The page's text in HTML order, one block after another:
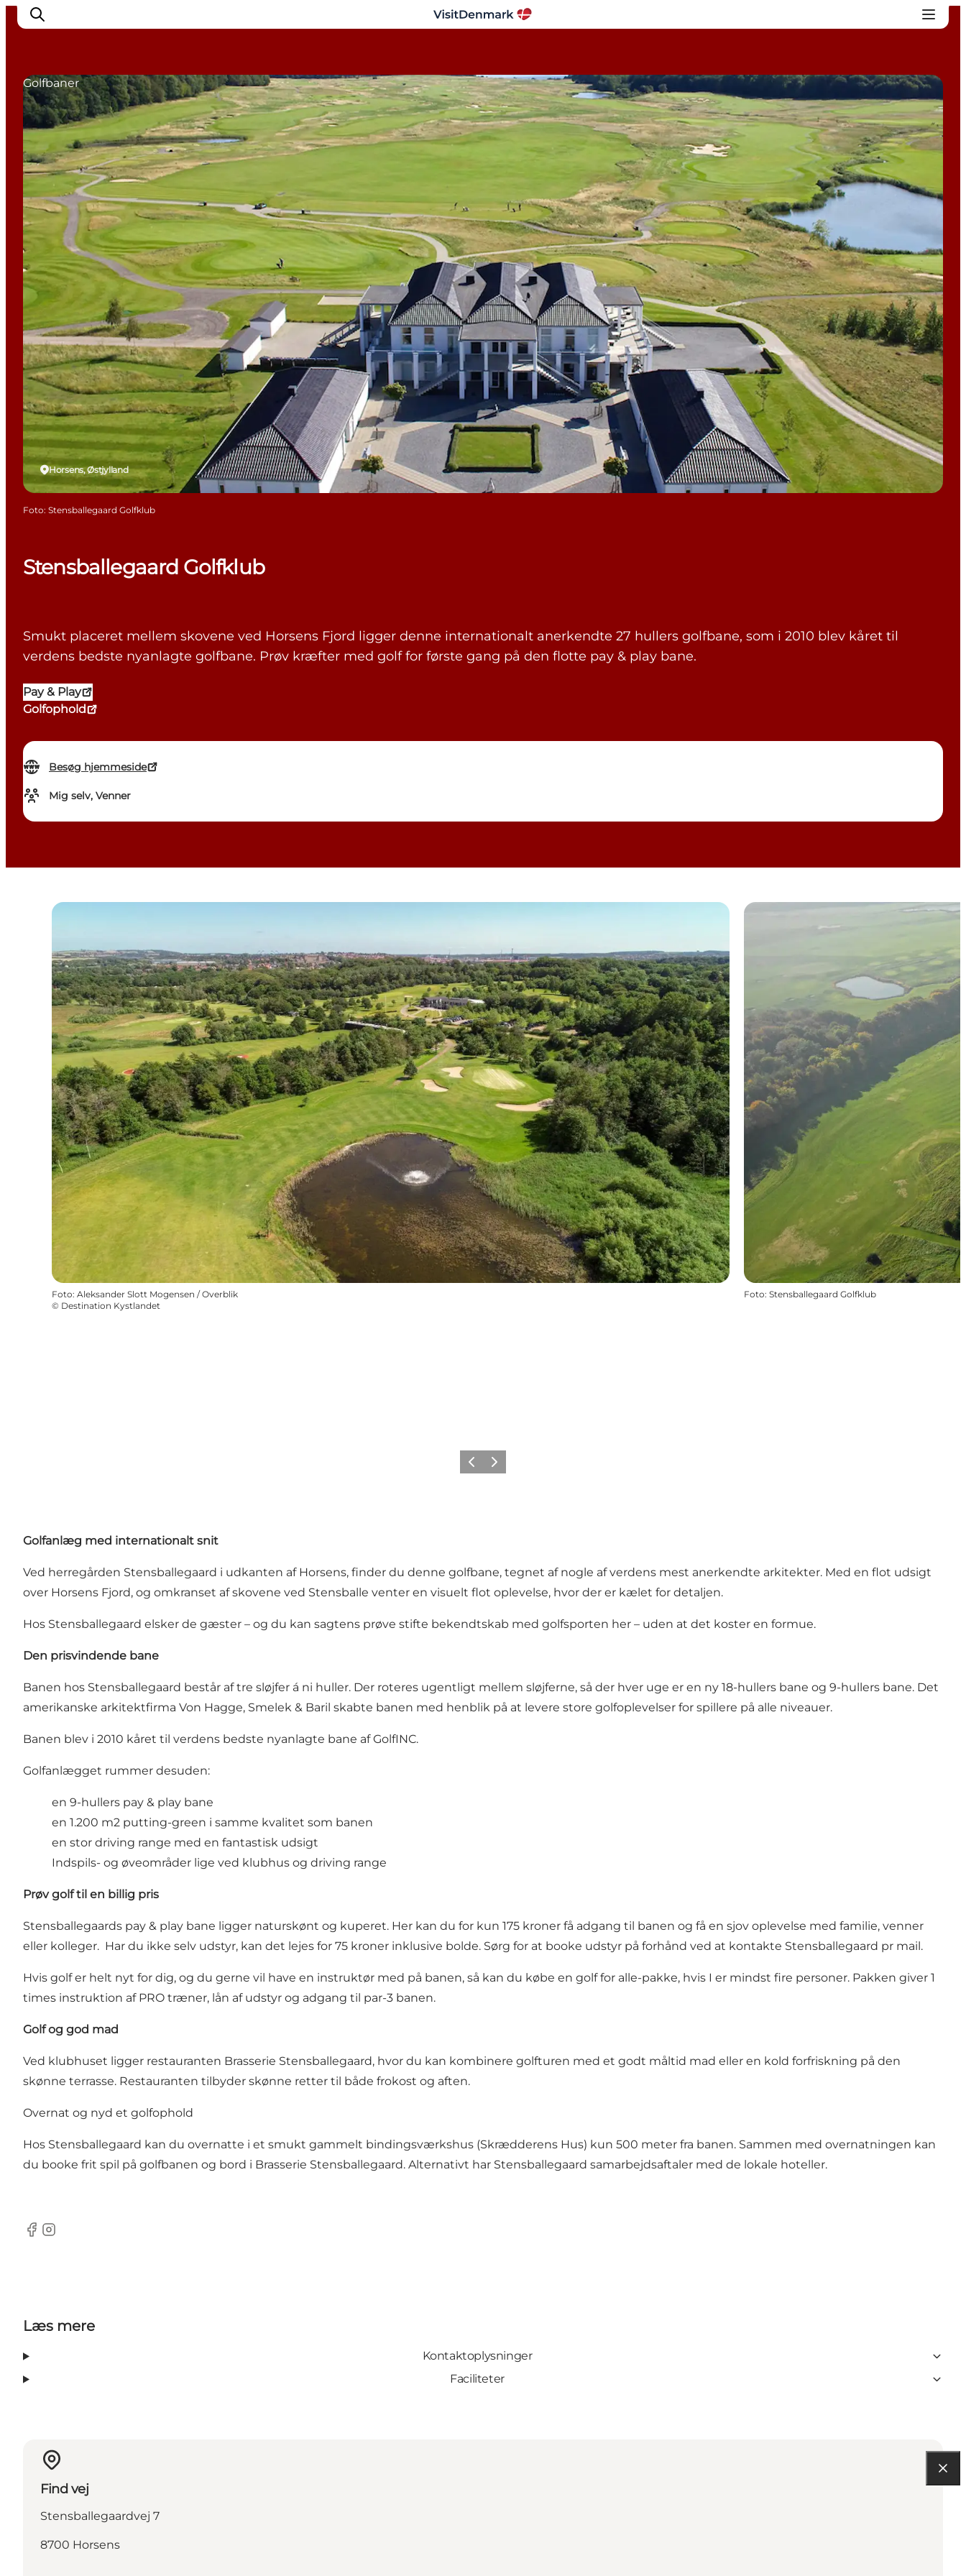
Inspiration
Destinationer
Oplevelser
Overnatning
Planlæg ferien
Stensballegaard Golfklub
Smukt placeret mellem skovene ved Horsens Fjord ligger denne internationalt anerkendte 27 hullers golfbane, som i 2010 blev kåret til
verdens bedste nyanlagte golfbane. Prøv kræfter med golf for første gang på den flotte pay & play bane.
Pay & Play
Golfophold
Besøg hjemmeside
Mig selv, Venner
Horsens, Østjylland
Golfbaner
Foto: Stensballegaard Golfklub
Foto: Aleksander Slott Mogensen / Overblik
© Destination Kystlandet
Foto: Stensballegaard Golfklub
ForrigeNæste
Golfanlæg med internationalt snit
Ved herregården Stensballegaard i udkanten af Horsens, finder du denne golfbane, tegnet af nogle af verdens mest anerkendte arkitekter. Med en flot udsigt
over Horsens Fjord, og omkranset af skovene ved Stensballe venter en visuelt flot oplevelse, hvor der er kælet for detaljen.
Hos Stensballegaard elsker de gæster – og du kan sagtens prøve stifte bekendtskab med golfsporten her – uden at det koster en formue.
Den prisvindende bane
Banen hos Stensballegaard består af tre sløjfer á ni huller. Der roteres ugentligt mellem sløjferne, så der hver uge er en ny 18-hullers bane og 9-hullers bane. Det
amerikanske arkitektfirma Von Hagge, Smelek & Baril skabte banen med henblik på at levere store golfoplevelser for spillere på alle niveauer.
Banen blev i 2010 kåret til verdens bedste nyanlagte bane af GolfINC.
Golfanlægget rummer desuden:
en 9-hullers pay & play bane
en 1.200 m2 putting-green i samme kvalitet som banen
en stor driving range med en fantastisk udsigt
Indspils- og øveområder lige ved klubhus og driving range
Prøv golf til en billig pris
Stensballegaards pay & play bane ligger naturskønt og kuperet. Her kan du for kun 175 kroner få adgang til banen og få en sjov oplevelse med familie, venner
eller kolleger. Har du ikke selv udstyr, kan det lejes for 75 kroner inklusive bolde. Sørg for at booke udstyr på forhånd ved at kontakte Stensballegaard pr mail.
Hvis golf er helt nyt for dig, og du gerne vil have en instruktør med på banen, så kan du købe en golf for alle-pakke, hvis I er mindst fire personer. Pakken giver 1
times instruktion af PRO træner, lån af udstyr og adgang til par-3 banen.
Golf og god mad
Ved klubhuset ligger restauranten Brasserie Stensballegaard, hvor du kan kombinere golfturen med et godt måltid mad eller en kold forfriskning på den
skønne terrasse. Restauranten tilbyder skønne retter til både frokost og aften.
Overnat og nyd et golfophold
Hos Stensballegaard kan du overnatte i et smukt gammelt bindingsværkshus (Skrædderens Hus) kun 500 meter fra banen. Sammen med overnatningen kan
du booke frit spil på golfbanen og bord i Brasserie Stensballegaard. Alternativt har Stensballegaard samarbejdsaftaler med de lokale hoteller.
Facebook
Instagram
Læs mere
Kontaktoplysninger
Faciliteter
Find vej
Stensballegaardvej 7
8700 Horsens